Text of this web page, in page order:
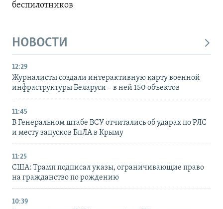
беспилотников
НОВОСТИ
12:29
Журналисты создали интерактивную карту военной
инфраструктуры Беларуси – в ней 150 объектов
11:45
В Генеральном штабе ВСУ отчитались об ударах по РЛС
и месту запусков БпЛА в Крыму
11:25
США: Трамп подписал указы, ограничивающие право
на гражданство по рождению
10:39